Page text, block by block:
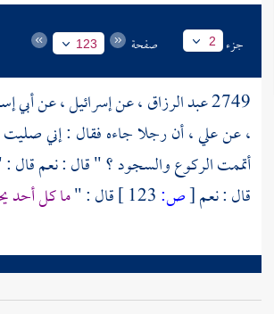
جزء 2 صفحة 123
2749عبد الرزاق، عنإسرائيل، عنأبي
، عنعلي، أن رجلا جاءه فقال : إني صليت
أتممت الركوع والسجود ؟ " قال : نعم
قال : نعم[ص: قال : "ما كل أحد